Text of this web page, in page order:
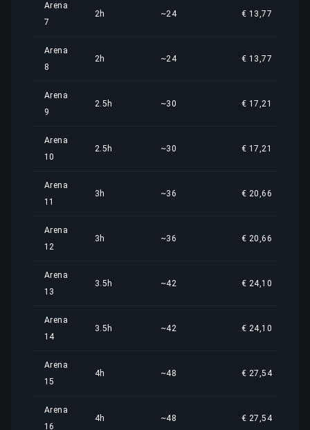
Arena
7
2h ~24 € 13,77
Arena
8
2h ~24 € 13,77
Arena
9
2.5h ~30 € 17,21
Arena
10
2.5h ~30 € 17,21
Arena
11
3h ~36 € 20,66
Arena
12
3h ~36 € 20,66
Arena
13
3.5h ~42 € 24,10
Arena
14
3.5h ~42 € 24,10
Arena
15
4h ~48 € 27,54
Arena
16
4h ~48 € 27,54